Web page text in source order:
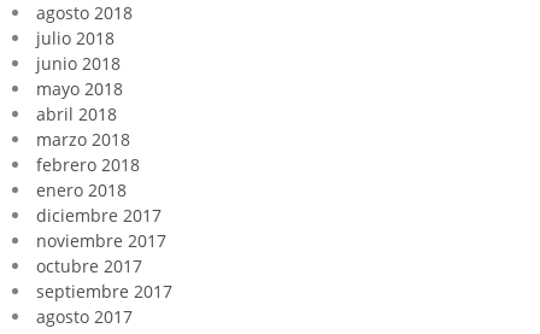
agosto 2018
julio 2018
junio 2018
mayo 2018
abril 2018
marzo 2018
febrero 2018
enero 2018
diciembre 2017
noviembre 2017
octubre 2017
septiembre 2017
agosto 2017